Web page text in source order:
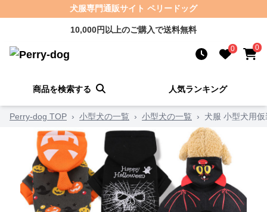
犬服専門通販サイト ペリードッグ
10,000円以上のご購入で送料無料
0 0
商品を検索する 人気ランキング
Perry-dog TOP › 小型犬の一覧 › 小型犬の一覧 › 犬服 小型犬用